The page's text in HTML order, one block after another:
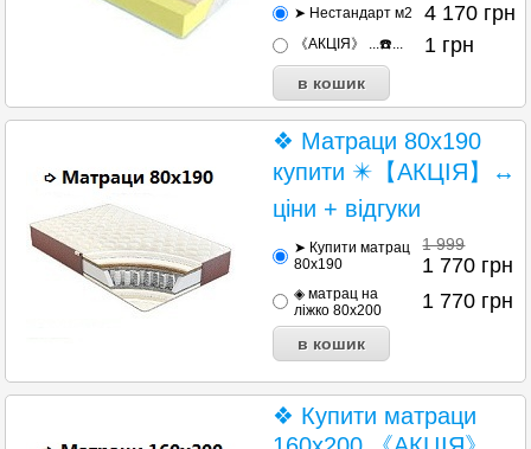
➤ Нестандарт м2 4 170 грн
《АКЦІЯ》 ...☎️... 1 грн
❖ Матраци 80х190
купити ✴️【АКЦІЯ】↔
ціни + відгуки
➤ Купити матрац
80х190
1 999
1 770 грн
◈ матрац на
ліжко 80х200
1 770 грн
❖ Купити матраци